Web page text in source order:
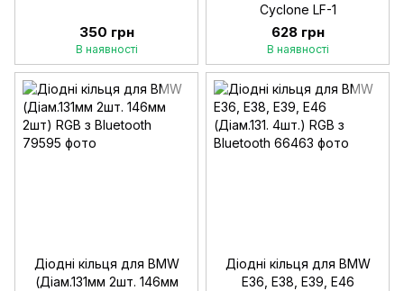
350 грн
В наявності
Cyclone LF-1
628 грн
В наявності
Діодні кільця для BMW
(Діам.131мм 2шт. 146мм
Діодні кільця для BMW
E36, E38, E39, E46